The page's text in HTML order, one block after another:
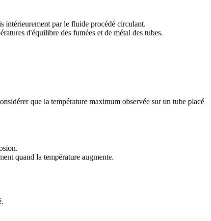
intérieurement par le fluide procédé circulant.
d'équilibre des fumées et de métal des tubes.
que la température maximum observée sur un tube placé
quand la température augmente.